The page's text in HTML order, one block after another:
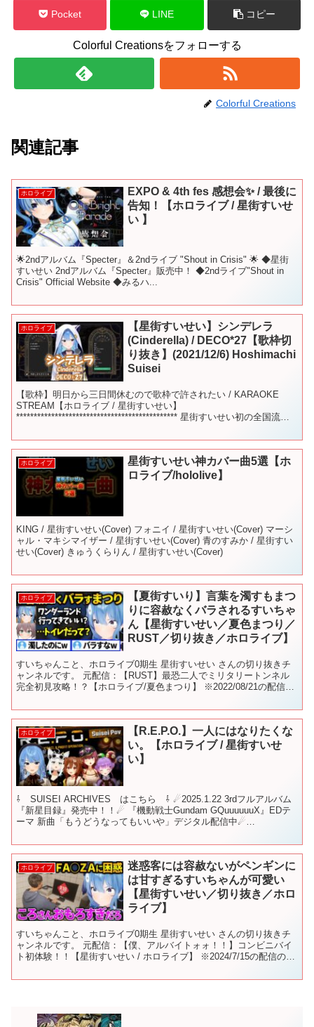
Pocket LINE コピー
Colorful Creationsをフォローする
Colorful Creations
関連記事
ホロライブ
EXPO & 4th fes 感想会✨ / 最後に
告知！【ホロライブ / 星街すいせ
い 】
🌟2ndアルバム『Specter』＆2ndライブ "Shout in Crisis" 🌟 ◆星街
すいせい 2ndアルバム『Specter』販売中！ ◆2ndライブ"Shout in
Crisis" Official Website ◆みるハ...
ホロライブ
【星街すいせい】シンデレラ
(Cinderella) / DECO*27【歌枠切
り抜き】(2021/12/6) Hoshimachi
Suisei
【歌枠】明日から三日間休むので歌枠で許されたい / KARAOKE
STREAM【ホロライブ / 星街すいせい】
********************************************** 星街すいせい初の全国流通
ホロライブ
星街すいせい神カバー曲5選【ホ
ロライブ/hololive】
KING / 星街すいせい(Cover) フォニイ / 星街すいせい(Cover) マーシ
ャル・マキシマイザー / 星街すいせい(Cover) 青のすみか / 星街すい
せい(Cover) きゅうくらりん / 星街すいせい(Cover)
ホロライブ
【夏街すいり】言葉を濁すもまつ
りに容赦なくバラされるすいちゃ
ん【星街すいせい／夏色まつり／
RUST／切り抜き／ホロライブ】
すいちゃんこと、ホロライブ0期生 星街すいせい さんの切り抜きチ
ャンネルです。 元配信：【RUST】最恐二人でミリタリートンネル
完全初見攻略！？【ホロライブ/夏色まつり】 ※2022/08/21の配信で
ホロライブ
【R.E.P.O.】一人にはなりたくな
い。【ホロライブ / 星街すいせ
い】
⇩ SUISEI ARCHIVES はこちら ⇩ ☄2025.1.22 3rdフルアルバム
『新星目録』発売中！！☄ 『機動戦士Gundam GQuuuuuuX』EDテ
ーマ 新曲「もうどうなってもいいや」デジタル配信中☄
ホロライブ
迷惑客には容赦ないがペンギンに
は甘すぎるすいちゃんが可愛い
【星街すいせい／切り抜き／ホロ
ライブ】
すいちゃんこと、ホロライブ0期生 星街すいせい さんの切り抜きチ
ャンネルです。 元配信：【僕、アルバイトォォ！！】コンビニバイ
ト初体験！！【星街すいせい / ホロライブ】 ※2024/7/15の配信の切